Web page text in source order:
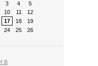
3 4
5
10 11
12
17 18
19
24 25
26
В